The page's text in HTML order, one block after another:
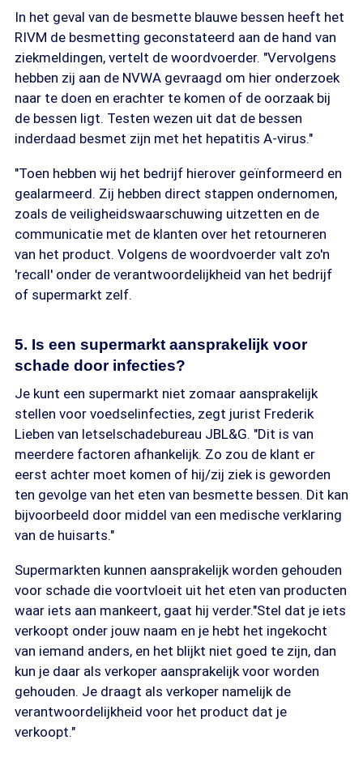
In het geval van de besmette blauwe bessen heeft het
RIVM de besmetting geconstateerd aan de hand van
ziekmeldingen, vertelt de woordvoerder. "Vervolgens
hebben zij aan de NVWA gevraagd om hier onderzoek
naar te doen en erachter te komen of de oorzaak bij
de bessen ligt. Testen wezen uit dat de bessen
inderdaad besmet zijn met het hepatitis A-virus."
"Toen hebben wij het bedrijf hierover geïnformeerd en
gealarmeerd. Zij hebben direct stappen ondernomen,
zoals de veiligheidswaarschuwing uitzetten en de
communicatie met de klanten over het retourneren
van het product. Volgens de woordvoerder valt zo'n
'recall' onder de verantwoordelijkheid van het bedrijf
of supermarkt zelf.
5. Is een supermarkt aansprakelijk voor
schade door infecties?
Je kunt een supermarkt niet zomaar aansprakelijk
stellen voor voedselinfecties, zegt jurist Frederik
Lieben van letselschadebureau JBL&G. "Dit is van
meerdere factoren afhankelijk. Zo zou de klant er
eerst achter moet komen of hij/zij ziek is geworden
ten gevolge van het eten van besmette bessen. Dit kan
bijvoorbeeld door middel van een medische verklaring
van de huisarts."
Supermarkten kunnen aansprakelijk worden gehouden
voor schade die voortvloeit uit het eten van producten
waar iets aan mankeert, gaat hij verder."Stel dat je iets
verkoopt onder jouw naam en je hebt het ingekocht
van iemand anders, en het blijkt niet goed te zijn, dan
kun je daar als verkoper aansprakelijk voor worden
gehouden. Je draagt als verkoper namelijk de
verantwoordelijkheid voor het product dat je
verkoopt."